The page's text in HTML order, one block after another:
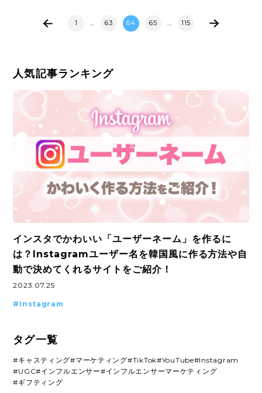
1 ... 63 64 65 ... 115
人気記事ランキング
インスタでかわいい「ユーザーネーム」を作るに
は？Instagramユーザー名を韓国風に作る方法や自
動で決めてくれるサイトをご紹介！
2023.07.25
#Instagram
タグ一覧
#キャスティング#マーケティング#TikTok#YouTube#Instagram
#UGC#インフルエンサー#インフルエンサーマーケティング
#ギフティング